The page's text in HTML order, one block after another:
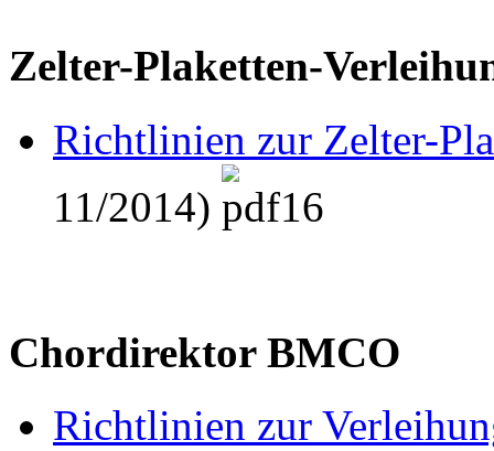
Zelter-Plaketten-
Richtlinien zur Zelter-
11/2014)
Chordirektor BMCO
Richtlinien zur